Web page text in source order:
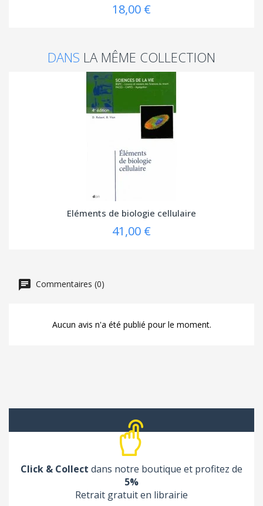
18,00 €
DANS LA MÊME COLLECTION
Eléments de biologie cellulaire
41,00 €
Commentaires (0)
Aucun avis n'a été publié pour le moment.
Click & Collect dans notre boutique et profitez de
5%
Retrait gratuit en librairie